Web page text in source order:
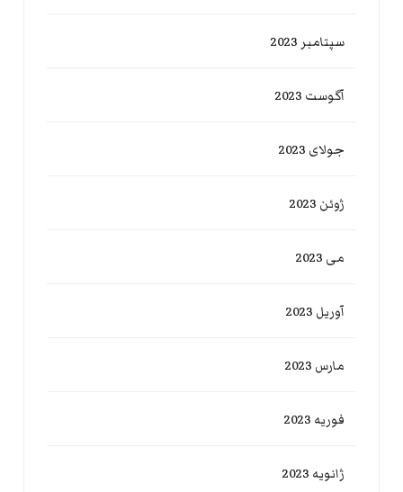
سپتامبر 2023
آگوست 2023
جولای 2023
ژوئن 2023
می 2023
آوریل 2023
مارس 2023
فوریه 2023
ژانویه 2023